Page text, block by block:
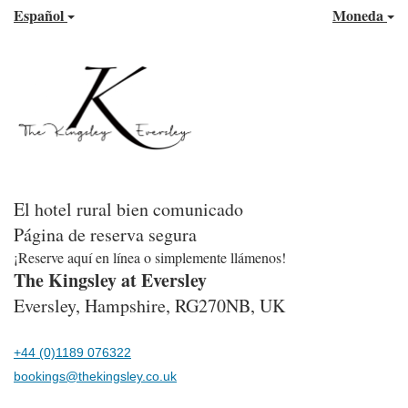
Español Moneda
El hotel rural bien comunicado
Página de reserva segura
¡Reserve aquí en línea o simplemente llámenos!
The Kingsley at Eversley
Eversley, Hampshire, RG270NB, UK
+44 (0)1189 076322
bookings@thekingsley.co.uk